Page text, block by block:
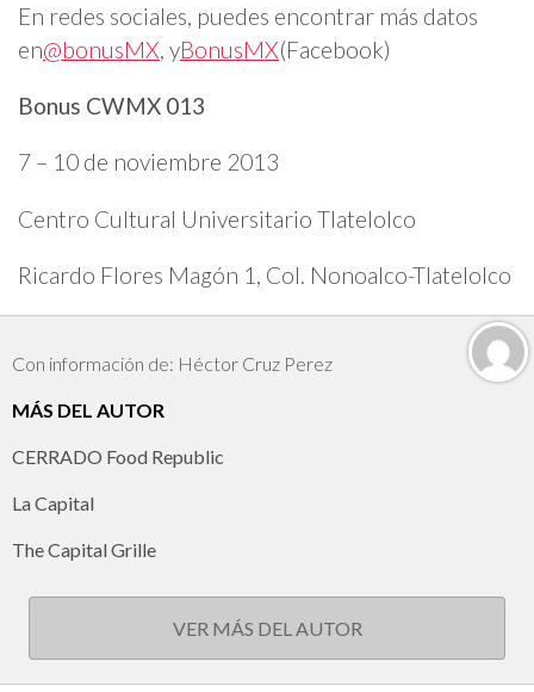
En redes sociales, puedes encontrar más datos
en@bonusMX, yBonusMX(Facebook)
Bonus CWMX 013
7 – 10 de noviembre 2013
Centro Cultural Universitario Tlatelolco
Ricardo Flores Magón 1, Col. Nonoalco-Tlatelolco
Con información de: Héctor Cruz Perez
MÁS DEL AUTOR
CERRADO Food Republic
La Capital
The Capital Grille
VER MÁS DEL AUTOR